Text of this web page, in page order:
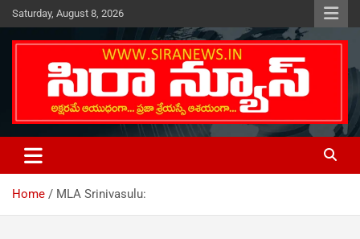
Skip
to
content
Saturday, August 8, 2026
SIRA NEWS
Home MLA Srinivasulu: